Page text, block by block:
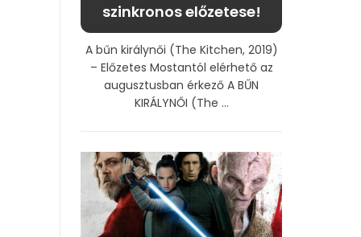
szinkronos előzetese!
A bűn királynői (The Kitchen, 2019)
– Előzetes Mostantól elérhető az
augusztusban érkező A BŰN
KIRÁLYNŐI (The ...